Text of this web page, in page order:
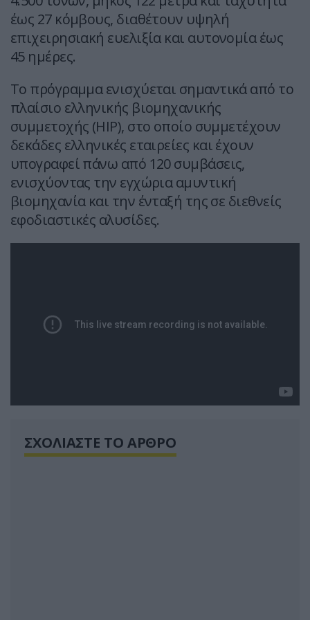
έως 27 κόμβους, διαθέτουν υψηλή
επιχειρησιακή ευελιξία και αυτονομία έως
45 ημέρες.
Το πρόγραμμα ενισχύεται σημαντικά από το
πλαίσιο ελληνικής βιομηχανικής
συμμετοχής (HIP), στο οποίο συμμετέχουν
δεκάδες ελληνικές εταιρείες και έχουν
υπογραφεί πάνω από 120 συμβάσεις,
ενισχύοντας την εγχώρια αμυντική
βιομηχανία και την ένταξή της σε διεθνείς
εφοδιαστικές αλυσίδες.
ΣΧΟΛΙΑΣΤΕ ΤΟ ΑΡΘΡΟ